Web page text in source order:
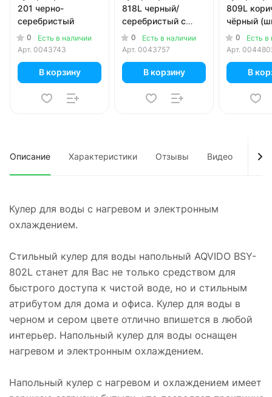
201 черно-
серебристый
0
Есть в наличии
Арт. 0043743
В корзину
818L черный/
серебристый с
электронным
охлаждением
0
Есть в наличии
Арт. 0043757
В корзину
809L
чёрный
литров)
0
Есть в
Арт.
В
Описание Характеристики Отзывы Видео
Кулер для воды с нагревом и электронным
охлаждением.
Стильный кулер для воды напольный AQVIDO BSY-
802L станет для Вас не только средством для
быстрого доступа к чистой воде, но и стильным
атрибутом для дома и офиса. Кулер для воды в
черном и сером цвете отлично впишется в любой
интерьер. Напольный кулер для воды оснащен
нагревом и электронным охлаждением.
Напольный кулер с нагревом и охлаждением имеет